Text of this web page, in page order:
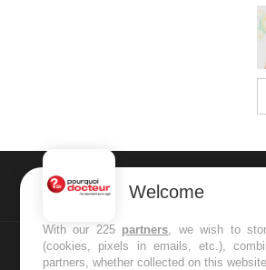
NEWSLETTER
Recevez toutes les semaines les
infos santé
Welcome
With our 225 partners, we wish to
(cookies, pixels in emails, etc.),
partners, whether collected on this